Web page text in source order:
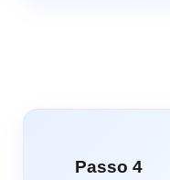
Passo 4